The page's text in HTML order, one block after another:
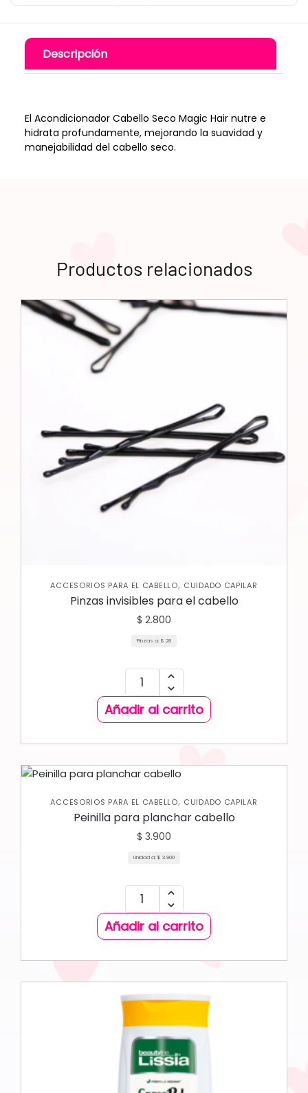
Descripción
El Acondicionador Cabello Seco Magic Hair nutre e
hidrata profundamente, mejorando la suavidad y
manejabilidad del cabello seco.
Productos relacionados
ACCESORIOS PARA EL CABELLO, CUIDADO CAPILAR
Pinzas invisibles para el cabello
$ 2.800
Pinzas a: $ 28
Añadir al carrito
ACCESORIOS PARA EL CABELLO, CUIDADO CAPILAR
Peinilla para planchar cabello
$ 3.900
Unidad a: $ 3.900
Añadir al carrito